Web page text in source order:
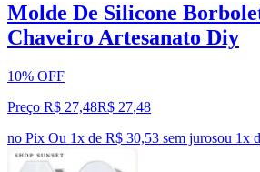
Molde De Silicone
Chaveiro Artesanato Diy
10% OFF
Preço R$ 27,48R$ 27,48
no Pix Ou 1x de R$ 30,53 sem jurosou 1x